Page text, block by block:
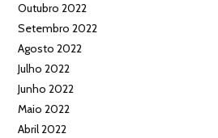
Outubro 2022
Setembro 2022
Agosto 2022
Julho 2022
Junho 2022
Maio 2022
Abril 2022